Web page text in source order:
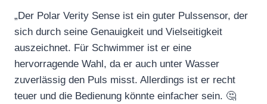
„Der Polar Verity Sense ist ein guter Pulssensor, der
sich durch seine Genauigkeit und Vielseitigkeit
auszeichnet. Für Schwimmer ist er eine
hervorragende Wahl, da er auch unter Wasser
zuverlässig den Puls misst. Allerdings ist er recht
teuer und die Bedienung könnte einfacher sein. 🤔